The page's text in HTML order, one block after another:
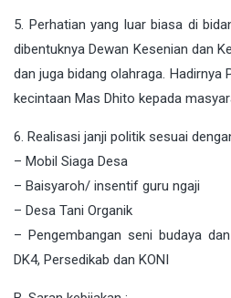
5. Perhatian yang luar biasa di
dibentuknya Dewan Kesenian dan
dan juga bidang olahraga. Hadirnya
kecintaan Mas Dhito kepada
6. Realisasi janji politik sesuai
– Mobil Siaga Desa
– Baisyaroh/ insentif guru ngaji
– Desa Tani Organik
– Pengembangan seni budaya
DK4, Persedikab dan KONI